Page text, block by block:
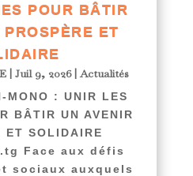
POUR BÂTIR
ET
| Juil 9, 2026| Actualités
MONO : UNIR LES
BÂTIR UN AVENIR
ET SOLIDAIRE
Face aux défis
sociaux auxquels